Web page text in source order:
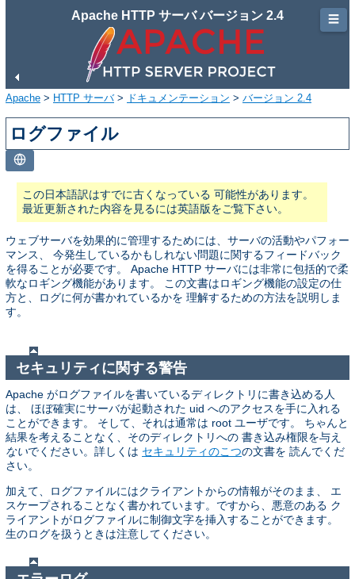
Apache HTTP サーバ バージョン 2.4
Apache > HTTP サーバ> ドキュメンテーション > バージョン 2.4
ログファイル
この日本語訳はすでに古くなっている 可能性があります。
最近更新された内容を見るには英語版をご覧下さい。
ウェブサーバを効果的に管理するためには、サーバの活動やパフォー
マンス、 今発生しているかもしれない問題に関するフィードバック
を得ることが必要です。 Apache HTTP サーバには非常に包括的で柔
軟なロギング機能があります。 この文書はロギング機能の設定の仕
方と、ログに何が書かれているかを 理解するための方法を説明しま
す。
セキュリティに関する警告
Apache がログファイルを書いているディレクトリに書き込める人
は、 ほぼ確実にサーバが起動された uid へのアクセスを手に入れる
ことができます。 そして、それは通常は root ユーザです。 ちゃんと
結果を考えることなく、そのディレクトリへの 書き込み権限を与え
ないでください。詳しくは セキュリティのこつの文書を 読んでくだ
さい。
加えて、ログファイルにはクライアントからの情報がそのまま、 エ
スケープされることなく書かれています。ですから、悪意のある ク
ライアントがログファイルに制御文字を挿入することができます。
生のログを扱うときは注意してください。
☰